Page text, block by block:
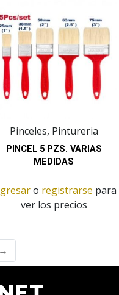
Pinceles, Pintureria
PINCEL 5 PZS. VARIAS
MEDIDAS
o registrarse para
ver los precios
→